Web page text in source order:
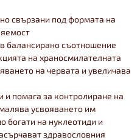
свързани под формата на
балансирано съотношение
на храносмилателната
на червата и увеличава
и помага за контролиране на
усвояването им
богати на нуклеотиди и
здравословния